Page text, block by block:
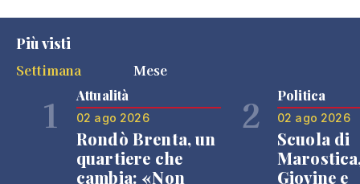
Più visti
Settimana
Mese
1 Attualità
02 ago 2026
Rondò Brenta, un
quartiere che
cambia: «Non
2 Politica
02 ago 2026
Scuola di
Giovine e